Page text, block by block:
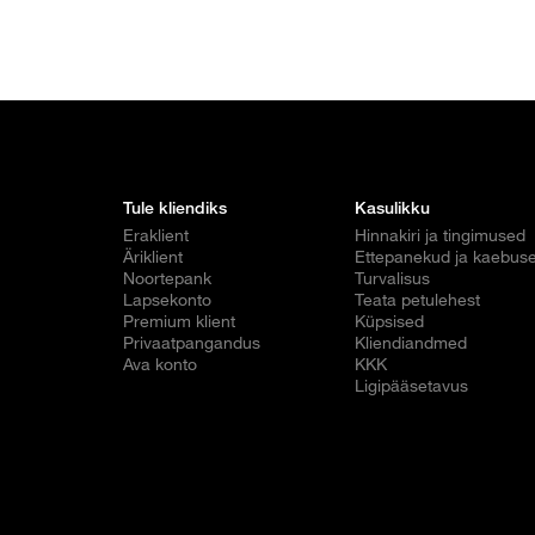
Tule kliendiks
Eraklient
Äriklient
Noortepank
Lapsekonto
Premium klient
Privaatpangandus
Ava konto
Kasulikku
Hinnakiri ja tingimused
Ettepanekud ja
Turvalisus
Teata petulehest
Küpsised
Kliendiandmed
KKK
Ligipääsetavus